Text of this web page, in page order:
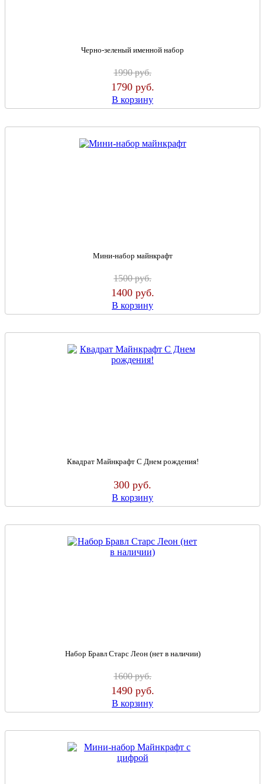
Черно-зеленый именной набор
1990руб.
1790 руб.
В корзину
Мини-набор майнкрафт
1500руб.
1400 руб.
В корзину
Квадрат Майнкрафт С Днем рождения!
300 руб.
В корзину
Набор Бравл Старс Леон (нет в наличии)
1600руб.
1490 руб.
В корзину